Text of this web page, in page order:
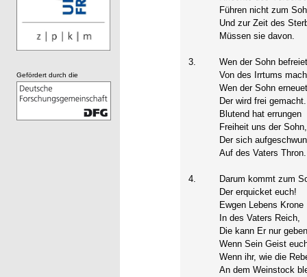
Führen nicht zum
Und zur Zeit des
Müssen sie davon.
3.
Wen der Sohn
Von des Irrtums
Wen der Sohn
Der wird frei gemacht.
Blutend hat errungen
Freiheit uns der Sohn,
Der sich
Auf des Vaters Thron.
4.
Darum kommt zum
Der erquicket euch!
Ewgen Lebens Krone
In des Vaters Reich,
Die kann Er nur
Wenn Sein Geist
Wenn ihr, wie die
An dem Weinstock
Gefördert durch die